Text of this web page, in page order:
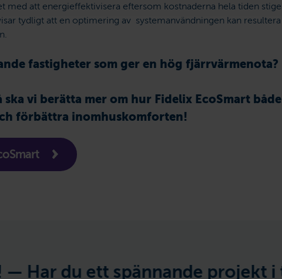
med att energieffektivisera eftersom kostnaderna hela tiden
tydligt att en optimering av systemanvändningen kan resultera
fastigheter som ger en hög fjärrvärmenota?
ska vi berätta mer om hur Fidelix EcoSmart
förbättra inomhuskomforten!
spännande projekt i